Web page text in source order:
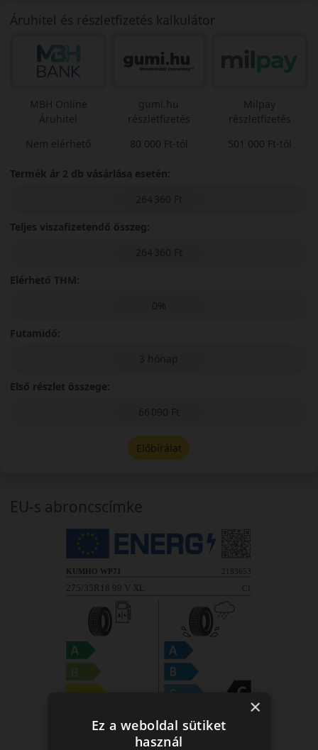
Áruhitel és részletfizetés kalkulátor
MBH Online
Áruhitel
Nem elérhető
gumi.hu
részletfizetés
80 000 Ft-tól
Milpay
részletfizetés
501 000 Ft-tól
Termék ár 2 db vásárlása esetén:
264 360 Ft
Teljes viszafizetendő összeg:
264 360 Ft
Elérhető THM:
0%
Futamidő:
3 hónap
Első részlet összege:
66 090 Ft
Előbírálat
EU-s abroncscímke
×
Ez a weboldal sütiket
használ